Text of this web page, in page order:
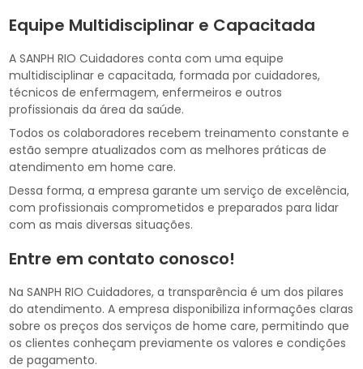
Equipe Multidisciplinar e Capacitada
A SANPH RIO Cuidadores conta com uma equipe
multidisciplinar e capacitada, formada por cuidadores,
técnicos de enfermagem, enfermeiros e outros
profissionais da área da saúde.
Todos os colaboradores recebem treinamento constante e
estão sempre atualizados com as melhores práticas de
atendimento em home care.
Dessa forma, a empresa garante um serviço de excelência,
com profissionais comprometidos e preparados para lidar
com as mais diversas situações.
Entre em contato conosco!
Na SANPH RIO Cuidadores, a transparência é um dos pilares
do atendimento. A empresa disponibiliza informações claras
sobre os preços dos serviços de home care, permitindo que
os clientes conheçam previamente os valores e condições
de pagamento.